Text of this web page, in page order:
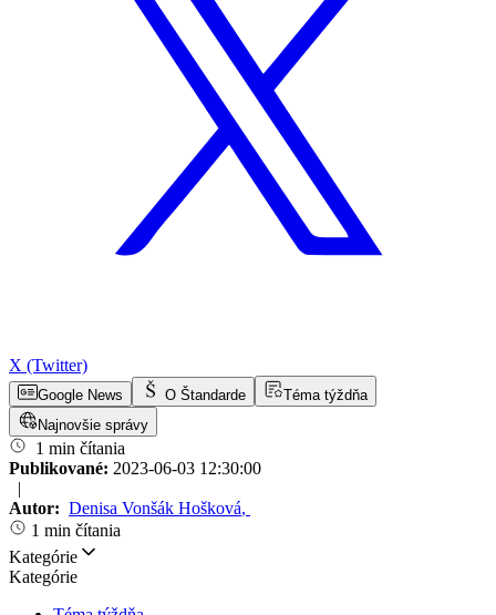
X (Twitter)
Google News O Štandarde
Téma týždňa
Najnovšie správy
1 min čítania
Publikované: 2023-06-03 12:30:00
|
Autor: Denisa Vonšák Hošková,
1 min čítania
Kategórie
Kategórie